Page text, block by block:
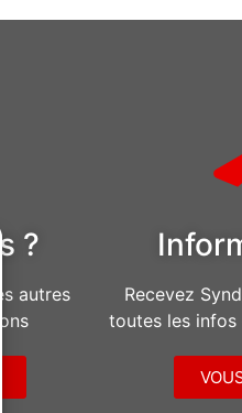
?
autres
Recevez
toutes les infos